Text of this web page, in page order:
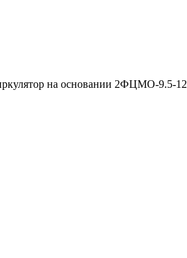
на основании 2ФЦМО-9.5-12